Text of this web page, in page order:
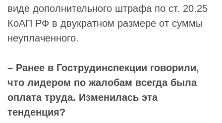
виде дополнительного штрафа по ст. 20.25
КоАП РФ в двукратном размере от суммы
неуплаченного.
– Ранее в Гострудинспекции говорили,
что лидером по жалобам всегда была
оплата труда. Изменилась эта
тенденция?